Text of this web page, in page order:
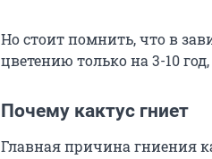
Но стоит помнить, что в
цветению только на 3-10
Почему кактус гниет
Главная причина гниения